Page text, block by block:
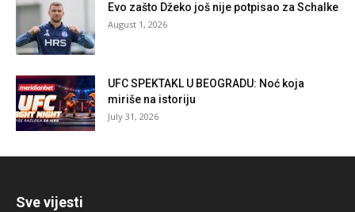
Evo zašto Džeko još nije potpisao za Schalke
August 1, 2026
UFC SPEKTAKL U BEOGRADU: Noć koja
miriše na istoriju
July 31, 2026
Sve vijesti